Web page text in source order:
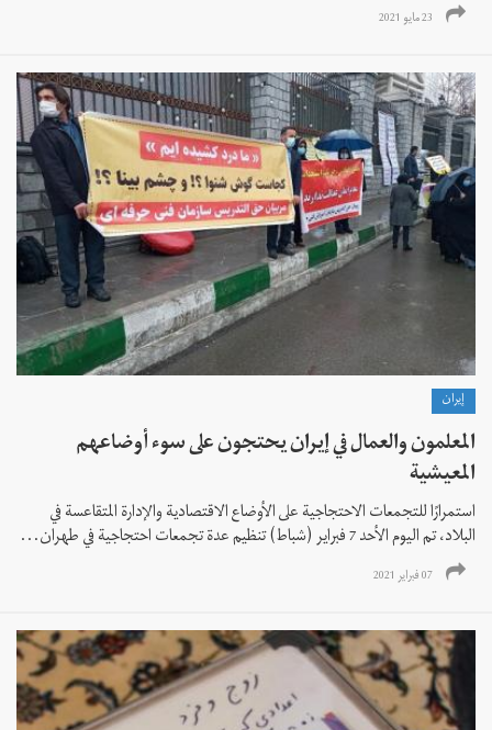
23 مايو 2021
إيران
المعلمون والعمال في إيران يحتجون على سوء أوضاعهم
المعيشية
استمرارًا للتجمعات الاحتجاجية على الأوضاع الاقتصادية والإدارة المتقاعسة في
البلاد، تم اليوم الأحد 7 فبراير (شباط) تنظيم عدة تجمعات احتجاجية في طهران...
07 فبراير 2021